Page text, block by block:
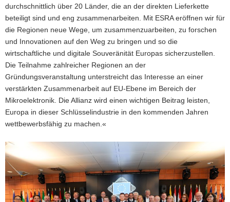
durchschnittlich über 20 Länder, die an der direkten Lieferkette
beteiligt sind und eng zusammenarbeiten. Mit ESRA eröffnen wir für
die Regionen neue Wege, um zusammenzuarbeiten, zu forschen
und Innovationen auf den Weg zu bringen und so die
wirtschaftliche und digitale Souveränität Europas sicherzustellen.
Die Teilnahme zahlreicher Regionen an der
Gründungsveranstaltung unterstreicht das Interesse an einer
verstärkten Zusammenarbeit auf EU-Ebene im Bereich der
Mikroelektronik. Die Allianz wird einen wichtigen Beitrag leisten,
Europa in dieser Schlüsselindustrie in den kommenden Jahren
wettbewerbsfähig zu machen.«